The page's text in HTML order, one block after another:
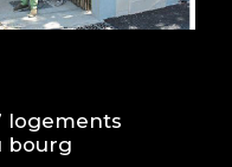
logements
bourg